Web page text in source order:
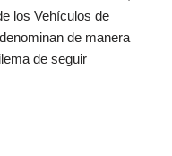
los Vehículos de
de manera
de seguir